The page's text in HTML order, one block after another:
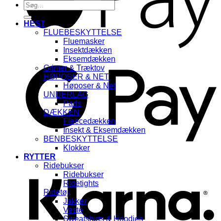
Søg
efter:
HEST
FLUEBESKYTTELSE
Fluemasker
Insektdækken
Eksemdækken
Grimer & Træktov
HØPOSER & NET
Høposer & Net
UNDERLAG
Pads
DÆKKEN
Fleecedækken
Insekt & Eksemdækken
BENBESKYTTELSE
Klokker
RYTTER
Ridebukser
Ridebukser
Ridetights
Ridetøj
Jakker
Veste
Sweatshirts & Hoodies